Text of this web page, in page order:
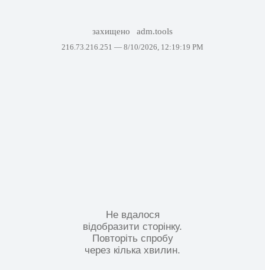
захищено adm.tools
216.73.216.251 — 8/10/2026, 12:19:19 PM
Не вдалося
відобразити сторінку.
Повторіть спробу
через кілька хвилин.